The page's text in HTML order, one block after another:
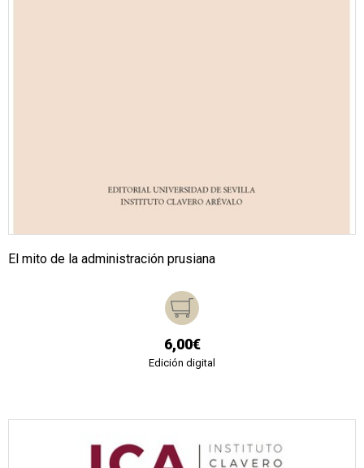
El mito de la administración prusiana
6,00€
Edición digital